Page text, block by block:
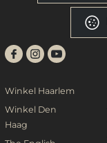
Winkel Haarlem
Winkel Den
Haag